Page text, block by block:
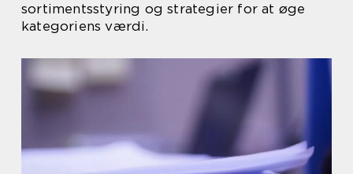
sortimentsstyring og strategier for at øge
kategoriens værdi.